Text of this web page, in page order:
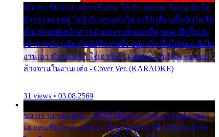
เมื่อเขาชื่นบาน แต่เราขื่นขม โอ้ รัก ลอยลม ไม่สม ดัง ใจ
ล้างจานคอยคู่ ไม่รู้ อีกนานเท่าใด จะได้ เลื่อนขั้นบันได ได้
เป็น ตำแหน่งเจ้าสาว มันเหงา เห็นเขามีคู่ ซมดู มีคู่ก็ม่วน
เข้าพาขวัญ เสียงโห่ตึงตึง มันซึ้ง อยู่แก่ใจ มื้อใด๋หนอ สิเป็น
งานเฮา มัวซอยเขา ใจเฮาซิด้าน มันทรมาน จับจาน เอย…
ล้างจานในงานแต่ง - Cover Ver. (KARAOKE)
31 views • 03.08.2569
ขอ กราบ ขอบคุณ.... ที่ได้รับไออุ่น การุณ จากแฟน เพลง
ผมแสนชื่นใจ หายวังเวง เมื่อแฟนเพลง ให้กำลังใจ น้ำใจ